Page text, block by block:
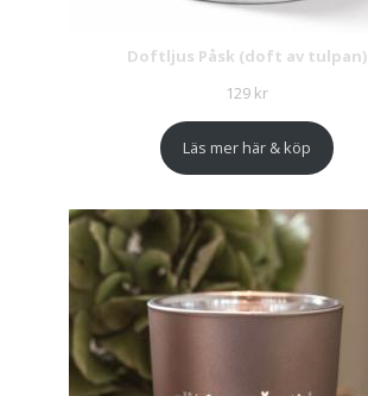
Doftljus Påsk (doft av tulpan)
129 kr
Läs mer här & köp